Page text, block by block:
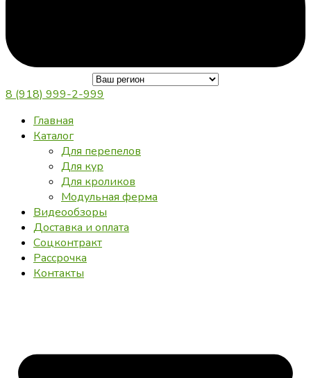
8 (918) 999-2-999
Главная
Каталог
Для перепелов
Для кур
Для кроликов
Модульная ферма
Видеообзоры
Доставка и оплата
Соцконтракт
Рассрочка
Контакты